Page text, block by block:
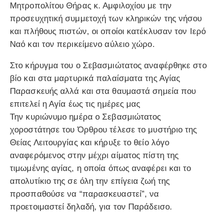
Μητροπολίτου Θήρας κ. Αμφιλοχίου με την
προσευχητική συμμετοχή των κληρικών της νήσου
και πλήθους πιστών, οι οποίοι κατέκλυσαν τον Ιερό
Ναό και τον περικείμενο αύλειο χώρο.
Στο κήρυγμα του ο Σεβασμιώτατος αναφέρθηκε στο
βίο και στα μαρτυρικά παλαίσματα της Αγίας
Παρασκευής αλλά και στα θαυμαστά σημεία που
επιτελεί η Αγία έως τις ημέρες μας
Την κυριώνυμο ημέρα ο Σεβασμιώτατος
χοροστάτησε του Όρθρου τέλεσε το μυστήριο της
Θείας Λειτουργίας και κήρυξε το θείο λόγο
αναφερόμενος στην μέχρι αίματος πίστη της
τιμωμένης αγίας, η οποία όπως αναφέρει και το
απολυτίκιο της σε όλη την επίγεια ζωή της
προσπαθούσε να “παρασκευαστεί”, να
προετοιμαστεί δηλαδή, για τον Παράδεισο.